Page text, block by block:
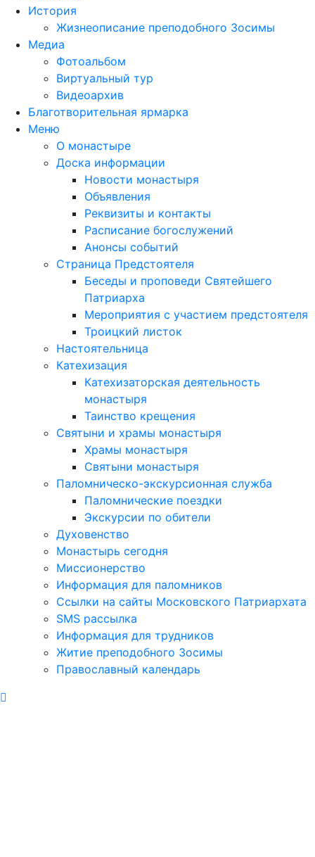
История
Жизнеописание преподобного Зосимы
Медиа
Фотоальбом
Виртуальный тур
Видеоархив
Благотворительная ярмарка
Меню
О монастыре
Доска информации
Новости монастыря
Объявления
Реквизиты и контакты
Расписание богослужений
Анонсы событий
Страница Предстоятеля
Беседы и проповеди Святейшего
Патриарха
Мероприятия с участием предстоятеля
Троицкий листок
Настоятельница
Катехизация
Катехизаторская деятельность
монастыря
Таинство крещения
Святыни и храмы монастыря
Храмы монастыря
Святыни монастыря
Паломническо-экскурсионная служба
Паломнические поездки
Экскурсии по обители
Духовенство
Монастырь сегодня
Миссионерство
Информация для паломников
Ссылки на сайты Московского Патриархата
SMS рассылка
Информация для трудников
Житие преподобного Зосимы
Православный календарь